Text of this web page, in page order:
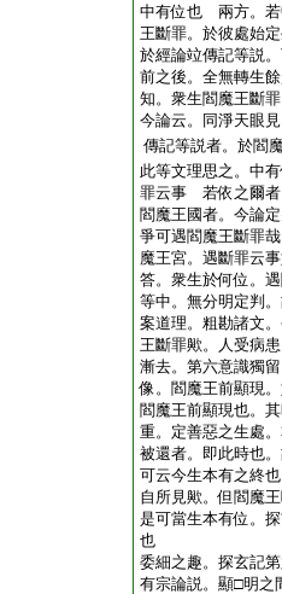
中有位也 兩方。若
王斷罪。於彼處始
於經論竝傳記等説
前之後。全無轉生
知。衆生閻魔王斷
今論云。同淨天眼
傳記等説者。於閻
此等文理思之。中
罪云事 若依之爾者
閻魔王國者。今論
爭可遇閻魔王斷罪
魔王宮。遇斷罪云
答。衆生於何位。
等中。無分明定判
案道理。粗勘諸文
王斷罪歟。人受病
漸去。第六意識獨
像。閻魔王前顯現
閻魔王前顯現也。
重。定善惡之生處
被還者。即此時也
可云今生本有之終
自所見歟。但閻魔
是可當生本有位。
也
委細之趣。探玄記
有宗論説。顯□明之